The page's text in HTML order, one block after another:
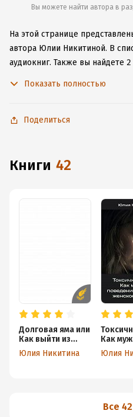
Вы можете найти автора в
На этой странице
автора Юлии Никитиной. В
аудиокниг. Также вы найдете 2
Android, чтобы не
Показать полностью
Поделиться
книги 42
Долговая яма или
Как выйти из
кризиса
Юлия Никитина
Как
Юлия
Все